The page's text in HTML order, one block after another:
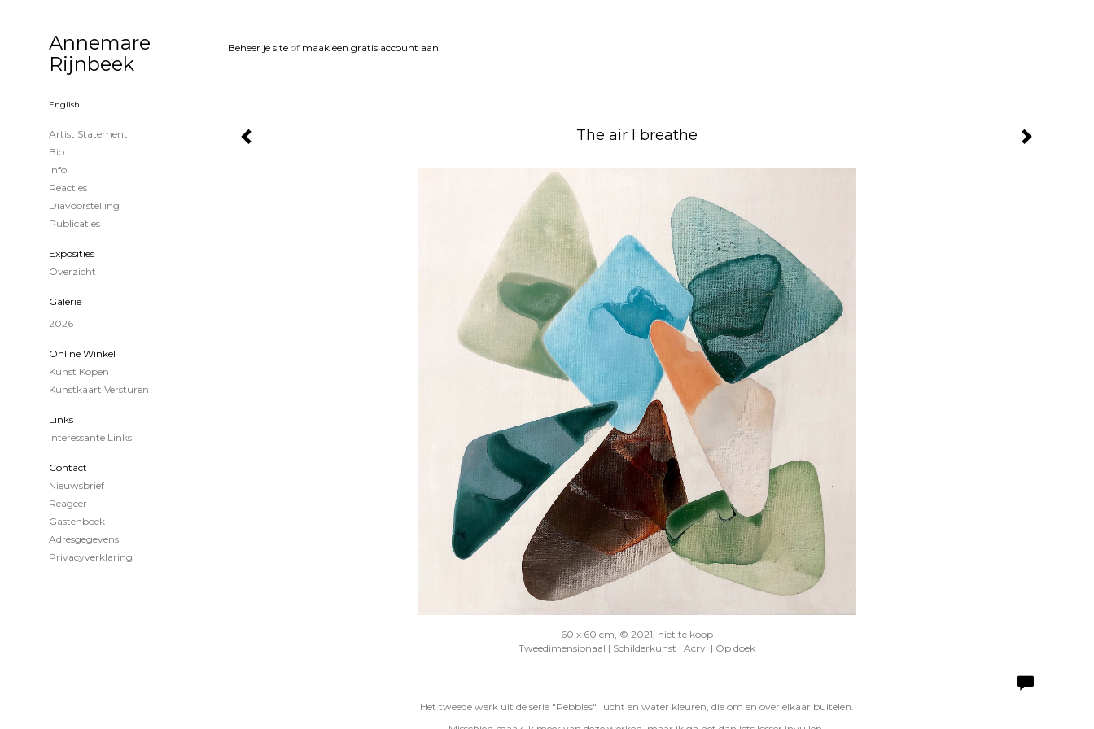
Beheer je site of maak een gratis account aan.
The air I breathe
60 x 60 cm, © 2021, niet te koop
Tweedimensionaal | Schilderkunst | Acryl | Op doek
Het tweede werk uit de serie "Pebbles", lucht en water kleuren, die om en over elkaar buitelen.
Annemare
Rijnbeek
English
Artist Statement
Bio
Info
Reacties
Diavoorstelling
Publicaties
Exposities
Overzicht
Galerie
2026
Online Winkel
Kunst Kopen
Kunstkaart Versturen
Links
Interessante Links
Contact
Nieuwsbrief
Reageer
Gastenboek
Adresgegevens
Privacyverklaring